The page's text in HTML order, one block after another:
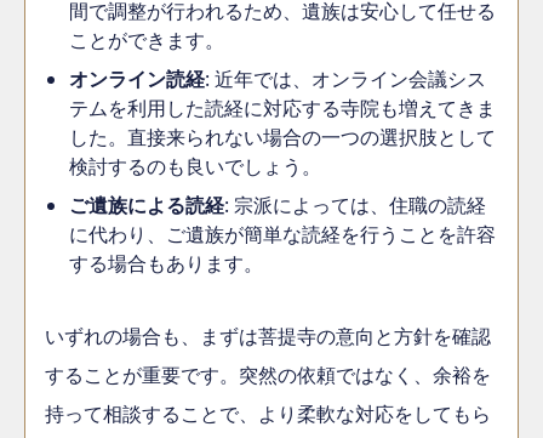
間で調整が行われるため、遺族は安心して任せる
ことができます。
オンライン読経: 近年では、オンライン会議シス
テムを利用した読経に対応する寺院も増えてきま
した。直接来られない場合の一つの選択肢として
検討するのも良いでしょう。
ご遺族による読経: 宗派によっては、住職の読経
に代わり、ご遺族が簡単な読経を行うことを許容
する場合もあります。
いずれの場合も、まずは菩提寺の意向と方針を確認
することが重要です。突然の依頼ではなく、余裕を
持って相談することで、より柔軟な対応をしてもら